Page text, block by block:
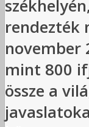
rendezték
november
mint 800
össze a